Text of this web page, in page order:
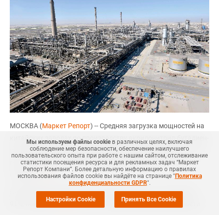
МОСКВА (Маркет Репорт) -- Средняя загрузка мощностей на
китайских заводах по производству акрилонитрил-бутадиен-
стирола (АБС) увеличилась на последней неделе июля на 1%
по сравнению с уровнем неделей ранее и составила 92%,
сообщилICIS.
На третьей же неделе июня средняя загрузка составляла
91%, показавприростна 6% от уровня недельной давности.
Мы используем файлы cookieв различных целях, включая
соблюдение мер безопасности, обеспечение наилучшего
пользовательского опыта при работе с нашим сайтом, отслеживание
статистики посещения ресурса и для рекламных задач “Маркет
Репорт Компани”. Более детальную информацию о правилах
использования файлов cookie вы найдёте на странице "Политика
конфиденциальности GDPR".
Настройки Cookie Принять Все Cookie